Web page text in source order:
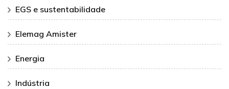
EGS e sustentabilidade
Elemag Amister
Energia
Indústria